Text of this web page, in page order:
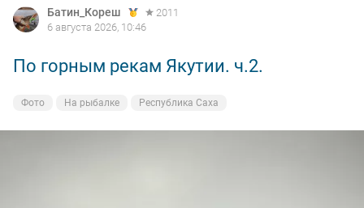
Батин_Кореш
2011
6 августа 2026, 10:46
По горным рекам Якутии. ч.2.
Фото На рыбалке Республика Саха